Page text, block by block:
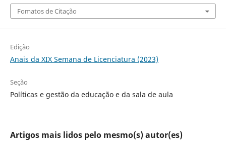
Fomatos de Citação
Edição
Anais da XIX Semana de Licenciatura (2023)
Seção
Políticas e gestão da educação e da sala de aula
Artigos mais lidos pelo mesmo(s) autor(es)